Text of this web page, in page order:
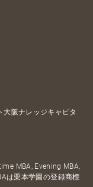
阪ナレッジキャピタ
MBA, Evening MBA,
は栗本学園の登録商標